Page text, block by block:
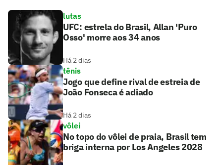
lutas
UFC: estrela do Brasil, Allan 'Puro
Osso' morre aos 34 anos
Há 2 dias
tênis
Jogo que define rival de estreia de
João Fonseca é adiado
Há 2 dias
vôlei
No topo do vôlei de praia, Brasil tem
briga interna por Los Angeles 2028